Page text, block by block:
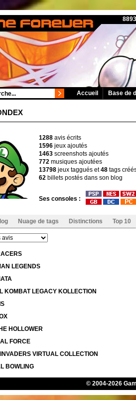
Accueil Base de
1288 avis écrits
1596 jeux ajoutés
1463 screenshots ajoutés
772 musiques ajoutées
13798 jeux taggués et48 tags
62 billets postés dans son blog
Ses consoles :
Nuage de tags Distinctions Top 10
LEGENDS
KOMBAT LEGACY KOLLECTION
HOLLOWER
FORCE
VIRTUAL COLLECTION
BOWLING
KOMBAT 1
© 2004-2026